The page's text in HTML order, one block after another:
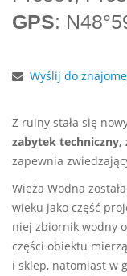
GPS:
Wyślij do
Z ruiny stała się
zabytek techniczny,
zapewnia
Wieża Wodna
wieku jako część
niej zbiornik wodny
części obiektu
i sklep, natomiast w